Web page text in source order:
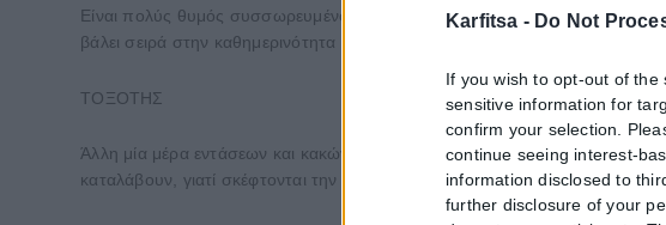
Karfitsa - Do Not
If you wish to opt-out of
sensitive information for
confirm your selection.
continue seeing interest-
information disclosed to
further disclosure of your
Είναι πολύς θυμός συσσωρευμένος μέσα σας και σίγουρα θα πρέπει να
βάλει σειρά στην καθημερινότητα σας, κάτι καινούριο θα παρουσιάζεται.
ΤΟΞΟΤΗΣ
Άλλη μία μέρα εντάσεων και κακών χειρισμών, δεχτείτε κυρίως εσείς του
καταλάβουν, γιατί σκέφτονται την δική τους και μόνο πλευρά.